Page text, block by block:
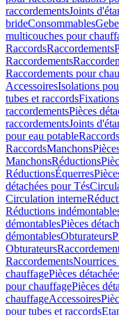
raccordementsJoints
brideConsommables
multicouches pour
RaccordsRaccordements
Raccordements
Raccordements pour
AccessoiresIsolations
tubes et raccords
raccordementsPièces
raccordementsJoints
pour eau potableRaccords
RaccordsManchons
ManchonsRéductions
RéductionsÉquerres
détachées pour Tés
Circulation interne
Réductions
démontablesPièces
démontablesObturateurs
Obturateurs
RaccordementsNourrices
chauffagePièces
pour chauffagePièces
chauffageAccessoires
pour tubes et raccords